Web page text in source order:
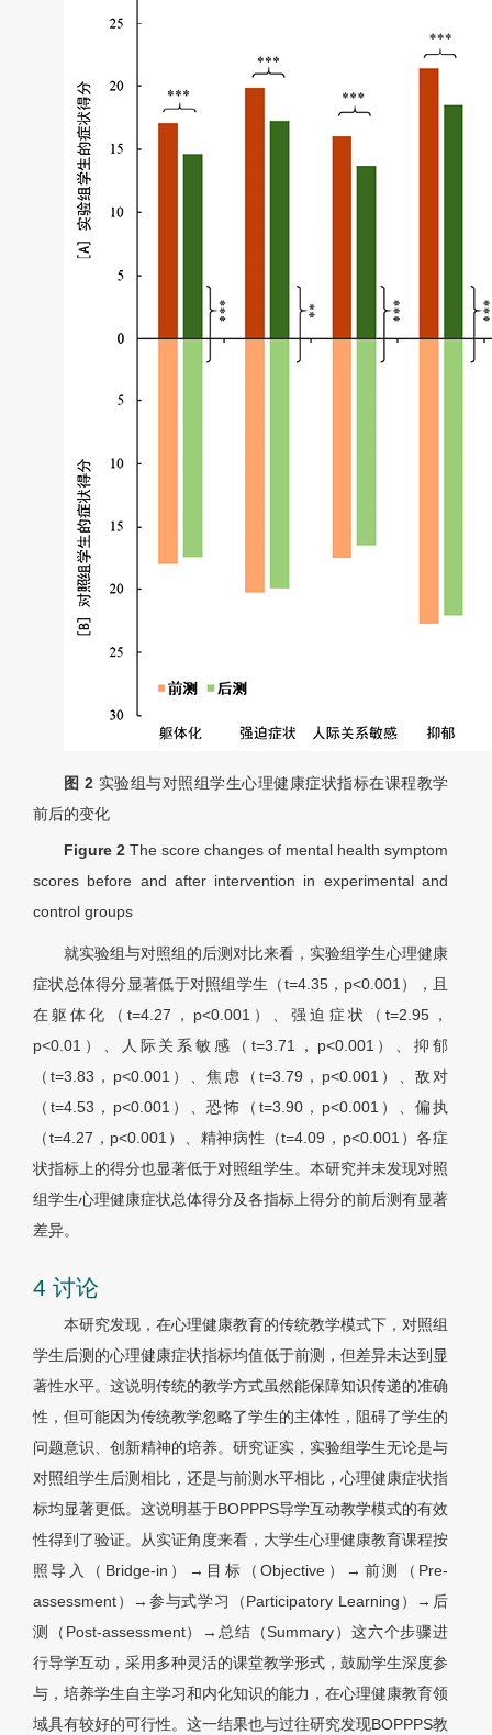
图 2 实验组与对照组学生心理健康症状指标在课程教学
前后的变化
Figure 2 The score changes of mental health symptom
scores before and after intervention in experimental and
control groups
就实验组与对照组的后测对比来看，实验组学生心理健康
症状总体得分显著低于对照组学生（t=4.35，p<0.001），且
在躯体化（t=4.27，p<0.001）、强迫症状（t=2.95，
p<0.01）、人际关系敏感（t=3.71，p<0.001）、抑郁
（t=3.83，p<0.001）、焦虑（t=3.79，p<0.001）、敌对
（t=4.53，p<0.001）、恐怖（t=3.90，p<0.001）、偏执
（t=4.27，p<0.001）、精神病性（t=4.09，p<0.001）各症
状指标上的得分也显著低于对照组学生。本研究并未发现对照
组学生心理健康症状总体得分及各指标上得分的前后测有显著
差异。
4 讨论
本研究发现，在心理健康教育的传统教学模式下，对照组
学生后测的心理健康症状指标均值低于前测，但差异未达到显
著性水平。这说明传统的教学方式虽然能保障知识传递的准确
性，但可能因为传统教学忽略了学生的主体性，阻碍了学生的
问题意识、创新精神的培养。研究证实，实验组学生无论是与
对照组学生后测相比，还是与前测水平相比，心理健康症状指
标均显著更低。这说明基于BOPPPS导学互动教学模式的有效
性得到了验证。从实证角度来看，大学生心理健康教育课程按
照导入（Bridge-in）→目标（Objective）→前测（Pre-
assessment）→参与式学习（Participatory Learning）→后
测（Post-assessment）→总结（Summary）这六个步骤进
行导学互动，采用多种灵活的课堂教学形式，鼓励学生深度参
与，培养学生自主学习和内化知识的能力，在心理健康教育领
域具有较好的可行性。这一结果也与过往研究发现BOPPPS教